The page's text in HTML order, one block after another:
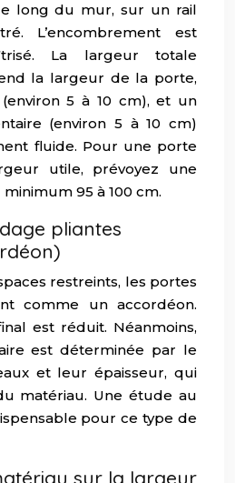
long du mur, sur un rail
L’encombrement est
La largeur totale
la largeur de la porte,
5 à 10 cm), et un
(environ 5 à 10 cm)
fluide. Pour une porte
utile, prévoyez une
95 à 100 cm.
pliantes
restreints, les portes
comme un accordéon.
est réduit. Néanmoins,
est déterminée par le
et leur épaisseur, qui
matériau. Une étude au
pour ce type de
sur la largeur